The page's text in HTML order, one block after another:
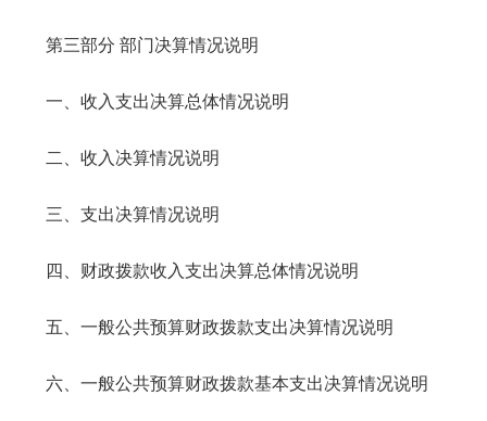
第三部分 部门决算情况说明
一、收入支出决算总体情况说明
二、收入决算情况说明
三、支出决算情况说明
四、财政拨款收入支出决算总体情况说明
五、一般公共预算财政拨款支出决算情况说明
六、一般公共预算财政拨款基本支出决算情况说明